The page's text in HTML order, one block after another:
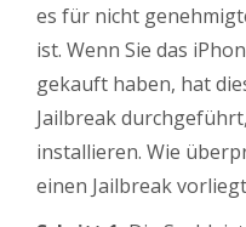
es für nicht
ist. Wenn Sie das
gekauft haben, hat
Jailbreak
installieren. Wie
einen Jailbreak